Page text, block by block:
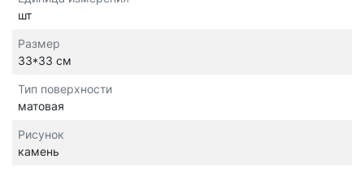
шт
Размер
33*33 см
Тип поверхности
матовая
Рисунок
камень